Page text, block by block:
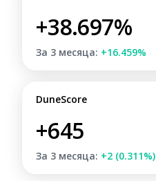
+38.697%
За 3 месяца: +16.459%
DuneScore
+645
За 3 месяца: +2 (0.311%)